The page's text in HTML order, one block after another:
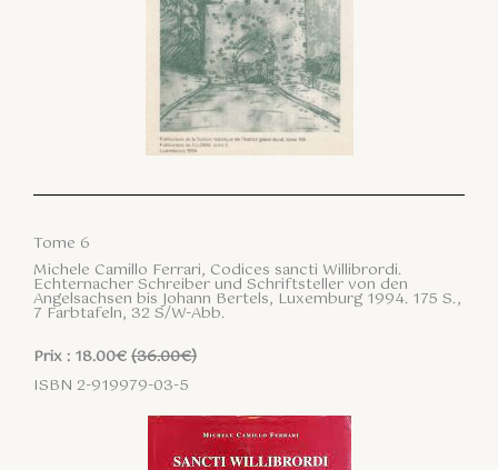
Tome 6
Michele Camillo Ferrari, Codices sancti Willibrordi.
Echternacher Schreiber und Schriftsteller von den
Angelsachsen bis Johann Bertels, Luxemburg 1994. 175 S.,
7 Farbtafeln, 32 S/W-Abb.
Prix : 18.00€(36.00€)
ISBN 2-919979-03-5